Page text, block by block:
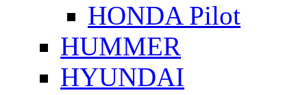
HONDA Pilot
HUMMER
HYUNDAI